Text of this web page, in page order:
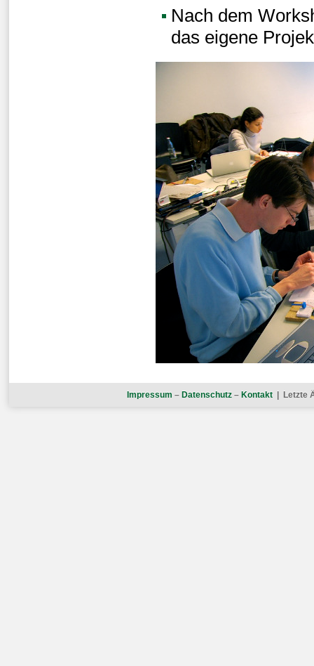
Nach dem
das eigene
Impressum – Datenschutz – Kontakt | Letzte